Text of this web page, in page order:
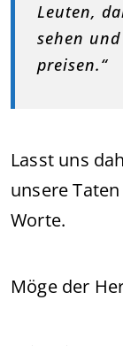
Leuten,
sehen
preisen.“
Lasst uns
unsere
Worte.
Möge der